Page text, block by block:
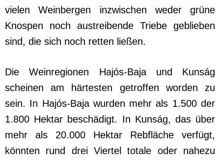
vielen Weinbergen inzwischen weder grüne
Knospen noch austreibende Triebe geblieben
sind, die sich noch retten ließen.
Die Weinregionen Hajós-Baja und Kunság
scheinen am härtesten getroffen worden zu
sein. In Hajós-Baja wurden mehr als 1.500 der
1.800 Hektar beschädigt. In Kunság, das über
mehr als 20.000 Hektar Rebfläche verfügt,
könnten rund drei Viertel totale oder nahezu